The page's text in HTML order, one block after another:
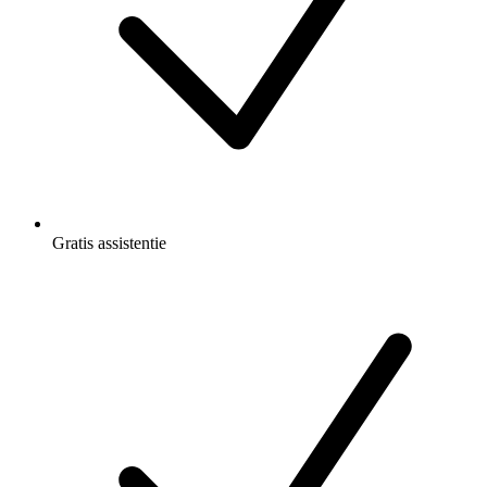
Gratis assistentie